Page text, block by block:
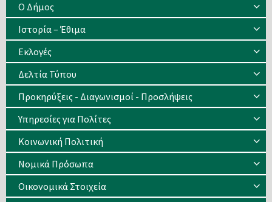
Ο Δήμος
Ιστορία – Έθιμα
Eκλογές
Δελτία Τύπου
Προκηρύξεις - Διαγωνισμοί - Προσλήψεις
Υπηρεσίες για Πολίτες
Κοινωνική Πολιτική
Νομικά Πρόσωπα
Οικονομικά Στοιχεία